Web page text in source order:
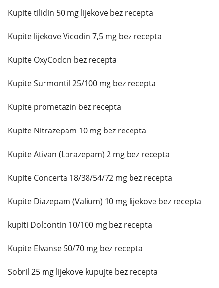
Kupite tilidin 50 mg lijekove bez recepta
Kupite lijekove Vicodin 7,5 mg bez recepta
Kupite OxyCodon bez recepta
Kupite Surmontil 25/100 mg bez recepta
Kupite prometazin bez recepta
Kupite Nitrazepam 10 mg bez recepta
Kupite Ativan (Lorazepam) 2 mg bez recepta
Kupite Concerta 18/38/54/72 mg bez recepta
Kupite Diazepam (Valium) 10 mg lijekove bez recepta
kupiti Dolcontin 10/100 mg bez recepta
Kupite Elvanse 50/70 mg bez recepta
Sobril 25 mg lijekove kupujte bez recepta